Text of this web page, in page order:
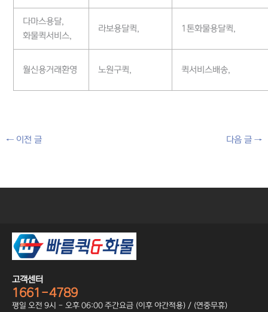
다마스용달,
화물퀵서비스,
라보용달퀵, 1톤화물용달퀵,
월신용거래환영 노원구퀵, 퀵서비스배송,
←이전 글 다음 글→
고객센터
1661-4789
평일 오전 9시 - 오후 06:00 주간요금 (이후 야간적용) / (연중무휴)